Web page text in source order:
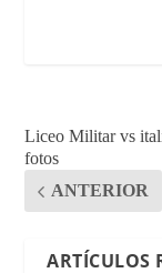
Liceo Militar vs
fotos
ANTERIOR
ARTÍCULOS